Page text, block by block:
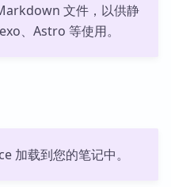
文件，以供静
、Astro 等使用。
加载到您的笔记中。